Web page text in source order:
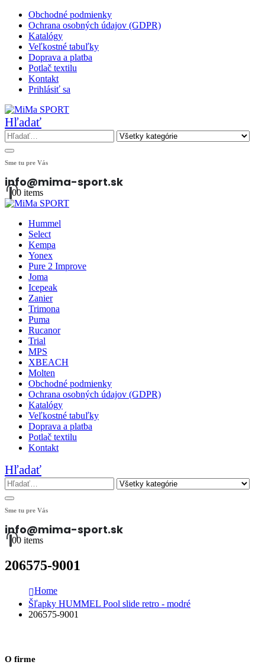
Obchodné podmienky
Ochrana osobných údajov (GDPR)
Katalógy
Veľkostné tabuľky
Doprava a platba
Potlač textilu
Kontakt
Prihlásiť sa
Hľadať
Sme tu pre Vás
info@mima-sport.sk
00 items
Hummel
Select
Kempa
Yonex
Pure 2 Improve
Joma
Icepeak
Zanier
Trimona
Puma
Rucanor
Trial
MPS
XBEACH
Molten
Obchodné podmienky
Ochrana osobných údajov (GDPR)
Katalógy
Veľkostné tabuľky
Doprava a platba
Potlač textilu
Kontakt
Hľadať
Sme tu pre Vás
info@mima-sport.sk
00 items
206575-9001
Home
Šľapky HUMMEL Pool slide retro - modré
206575-9001
O firme